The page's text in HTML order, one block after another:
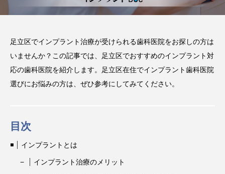
義歯 違い 費用
インプラントオーバーデンチャー 前歯
作成 メリット ブリッジ
足立区でインプラント治療が受けられる歯科医院をお探しの方は
いませんか？この記事では、足立区でおすすめのインプラント対
応の歯科医院を紹介します。足立区在住でインプラント歯科医院
選びにお悩みの方は、ぜひ参考にしてみてください。
目次
インプラントとは
インプラント治療のメリット